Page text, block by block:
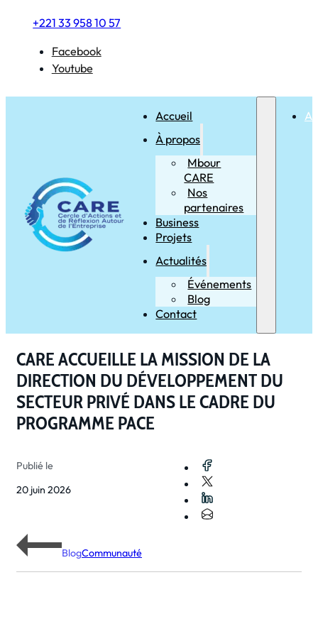
+221 33 958 10 57
Facebook
Youtube
Accueil
À propos
Mbour
CARE
Nos
partenaires
Business
Projets
Actualités
Événements
Blog
Contact
CARE ACCUEILLE LA MISSION DE LA
DIRECTION DU DÉVELOPPEMENT DU
SECTEUR PRIVÉ DANS LE CADRE DU
PROGRAMME PACE
Publié le
20 juin 2026
BlogCommunauté